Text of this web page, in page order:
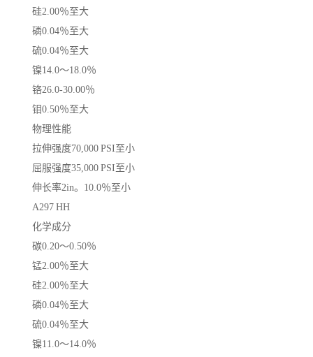
硅2.00％至大
磷0.04％至大
硫0.04％至大
镍14.0〜18.0％
铬26.0-30.00％
钼0.50％至大
物理性能
拉伸强度70,000 PSI至小
屈服强度35,000 PSI至小
伸长率2in。10.0％至小
A297 HH
化学成分
碳0.20〜0.50％
锰2.00％至大
硅2.00％至大
磷0.04％至大
硫0.04％至大
镍11.0〜14.0％